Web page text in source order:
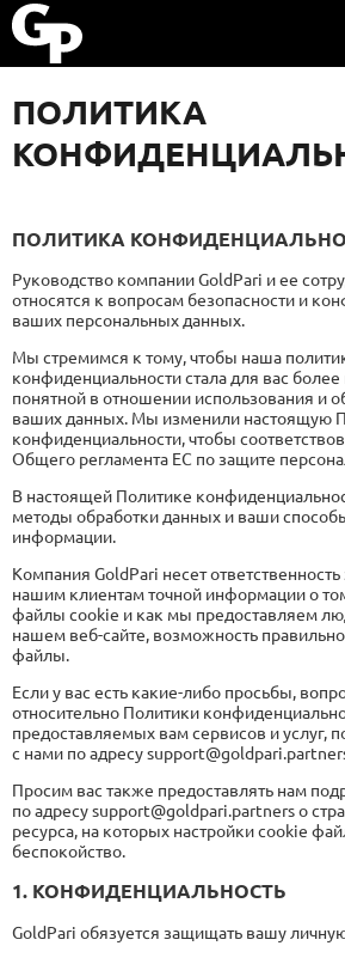
ПОЛИТИКА
ПОЛИТИКА
Руководство компании GoldPari и ее
относятся к вопросам безопасности и
ваших персональных данных.
Мы стремимся к тому, чтобы наша
конфиденциальности стала для вас
понятной в отношении использования и
ваших данных. Мы изменили настоящую
конфиденциальности, чтобы
Общего регламента ЕС по защите
В настоящей Политике
методы обработки данных и ваши
информации.
Компания GoldPari несет
нашим клиентам точной информации о
файлы cookie и как мы предоставляем
нашем веб-сайте, возможность правильно
файлы.
Если у вас есть какие-либо просьбы,
относительно Политики
предоставляемых вам сервисов и услуг,
с нами по адресу
Просим вас также предоставлять нам
по адресу support@goldpari.partners о
ресурса, на которых настройки cookie
беспокойство.
1. КОНФИДЕНЦИАЛЬНОСТЬ
GoldPari обязуется защищать вашу